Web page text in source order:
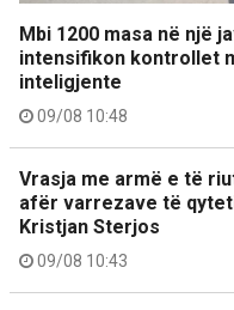
Mbi 1200 masa në një
intensifikon kontrollet
inteligjente
09/08 10:48
Vrasja me armë e të
afër varrezave të
Kristjan Sterjos
09/08 10:43